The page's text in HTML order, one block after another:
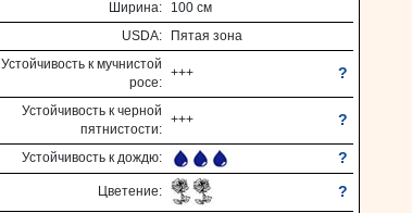
Ширина: 100 см
USDA: Пятая зона
Устойчивость к мучнистой
росе:
+++ ?
Устойчивость к черной
пятнистости:
+++ ?
Устойчивость к дождю: ?
Цветение: ?